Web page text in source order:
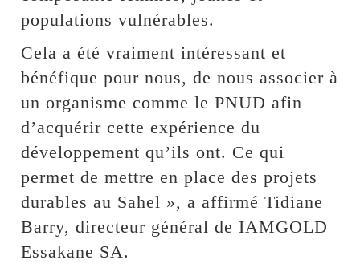
populations vulnérables.
Cela a été vraiment intéressant et
bénéfique pour nous, de nous associer à
un organisme comme le PNUD afin
d’acquérir cette expérience du
développement qu’ils ont. Ce qui
permet de mettre en place des projets
durables au Sahel », a affirmé Tidiane
Barry, directeur général de IAMGOLD
Essakane SA.